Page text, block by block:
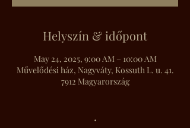
Helyszín & időpont
May 24, 2025, 9:00 AM – 10:00 AM
Művelődési ház, Nagyváty, Kossuth L. u. 41.
7912 Magyarország
.